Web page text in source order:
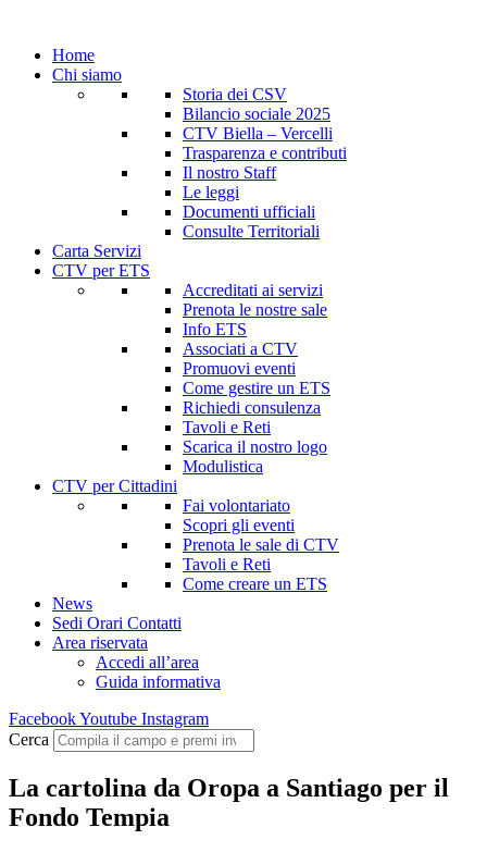
Home
Chi siamo
Storia dei CSV
Bilancio sociale 2025
CTV Biella – Vercelli
Trasparenza e contributi
Il nostro Staff
Le leggi
Documenti ufficiali
Consulte Territoriali
Carta Servizi
CTV per ETS
Accreditati ai servizi
Prenota le nostre sale
Info ETS
Associati a CTV
Promuovi eventi
Come gestire un ETS
Richiedi consulenza
Tavoli e Reti
Scarica il nostro logo
Modulistica
CTV per Cittadini
Fai volontariato
Scopri gli eventi
Prenota le sale di CTV
Tavoli e Reti
Come creare un ETS
News
Sedi Orari Contatti
Area riservata
Accedi all’area
Guida informativa
FacebookYoutube Instagram
Cerca
La cartolina da Oropa a Santiago per il
Fondo Tempia